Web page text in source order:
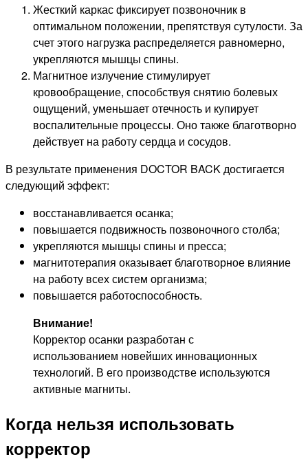
Жесткий каркас фиксирует позвоночник в
оптимальном положении, препятствуя сутулости. За
счет этого нагрузка распределяется равномерно,
укрепляются мышцы спины.
Магнитное излучение стимулирует
кровообращение, способствуя снятию болевых
ощущений, уменьшает отечность и купирует
воспалительные процессы. Оно также благотворно
действует на работу сердца и сосудов.
В результате применения DOCTOR BACK достигается
следующий эффект:
восстанавливается осанка;
повышается подвижность позвоночного столба;
укрепляются мышцы спины и пресса;
магнитотерапия оказывает благотворное влияние
на работу всех систем организма;
повышается работоспособность.
Внимание!
Корректор осанки разработан с
использованием новейших инновационных
технологий. В его производстве используются
активные магниты.
Когда нельзя использовать
корректор